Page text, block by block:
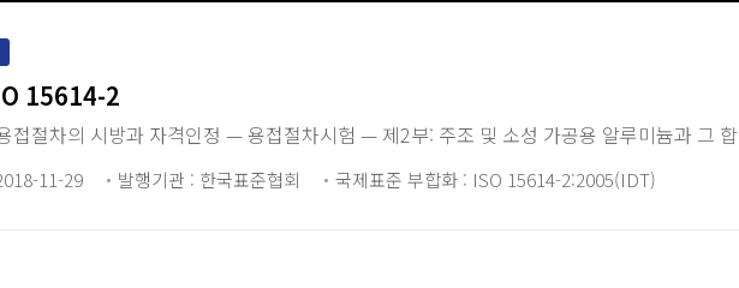
15614-2
접절차의 시방과 자격인정 — 용접절차시험 — 제2부: 주조 및 소성 가공용 알루미늄과 그
11-29 발행기관 : 한국표준협회 국제표준 부합화 : ISO 15614-2:2005(IDT)